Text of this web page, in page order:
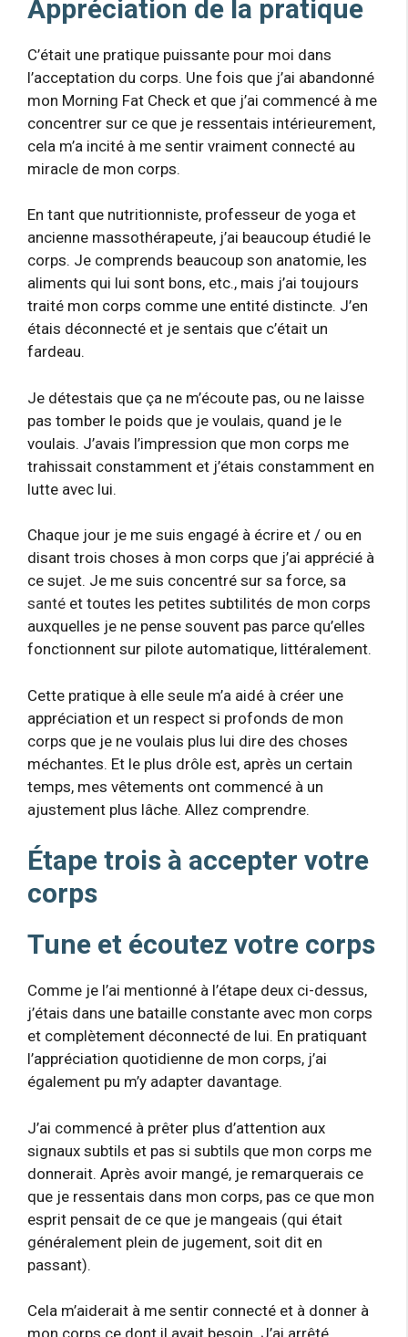
Appréciation de la pratique
C’était une pratique puissante pour moi dans
l’acceptation du corps. Une fois que j’ai abandonné
mon Morning Fat Check et que j’ai commencé à me
concentrer sur ce que je ressentais intérieurement,
cela m’a incité à me sentir vraiment connecté au
miracle de mon corps.
En tant que nutritionniste, professeur de yoga et
ancienne massothérapeute, j’ai beaucoup étudié le
corps. Je comprends beaucoup son anatomie, les
aliments qui lui sont bons, etc., mais j’ai toujours
traité mon corps comme une entité distincte. J’en
étais déconnecté et je sentais que c’était un
fardeau.
Je détestais que ça ne m’écoute pas, ou ne laisse
pas tomber le poids que je voulais, quand je le
voulais. J’avais l’impression que mon corps me
trahissait constamment et j’étais constamment en
lutte avec lui.
Chaque jour je me suis engagé à écrire et / ou en
disant trois choses à mon corps que j’ai apprécié à
ce sujet. Je me suis concentré sur sa force, sa
santé et toutes les petites subtilités de mon corps
auxquelles je ne pense souvent pas parce qu’elles
fonctionnent sur pilote automatique, littéralement.
Cette pratique à elle seule m’a aidé à créer une
appréciation et un respect si profonds de mon
corps que je ne voulais plus lui dire des choses
méchantes. Et le plus drôle est, après un certain
temps, mes vêtements ont commencé à un
ajustement plus lâche. Allez comprendre.
Étape trois à accepter votre
corps
Tune et écoutez votre corps
Comme je l’ai mentionné à l’étape deux ci-dessus,
j’étais dans une bataille constante avec mon corps
et complètement déconnecté de lui. En pratiquant
l’appréciation quotidienne de mon corps, j’ai
également pu m’y adapter davantage.
J’ai commencé à prêter plus d’attention aux
signaux subtils et pas si subtils que mon corps me
donnerait. Après avoir mangé, je remarquerais ce
que je ressentais dans mon corps, pas ce que mon
esprit pensait de ce que je mangeais (qui était
généralement plein de jugement, soit dit en
passant).
Cela m’aiderait à me sentir connecté et à donner à